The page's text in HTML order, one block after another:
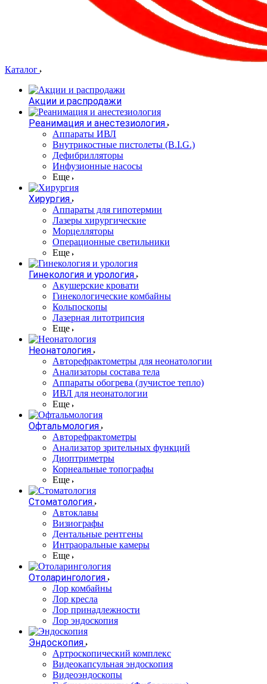
Каталог
Акции и распродажи
Реанимация и анестезиология
Аппараты ИВЛ
Внутрикостные пистолеты (B.I.G.)
Дефибрилляторы
Инфузионные насосы
Еще
Хирургия
Аппараты для гипотермии
Лазеры хирургические
Морцелляторы
Операционные светильники
Еще
Гинекология и урология
Акушерские кровати
Гинекологические комбайны
Кольпоскопы
Лазерная литотрипсия
Еще
Неонатология
Авторефрактометры для неонатологии
Анализаторы состава тела
Аппараты обогрева (лучистое тепло)
ИВЛ для неонатологии
Еще
Офтальмология
Авторефрактометры
Анализатор зрительных функций
Диоптриметры
Корнеальные топографы
Еще
Стоматология
Автоклавы
Визиографы
Дентальные рентгены
Интраоральные камеры
Еще
Отоларингология
Лор комбайны
Лор кресла
Лор принадлежности
Лор эндоскопия
Эндоскопия
Артроскопический комплекс
Видеокапсульная эндоскопия
Видеоэндоскопы